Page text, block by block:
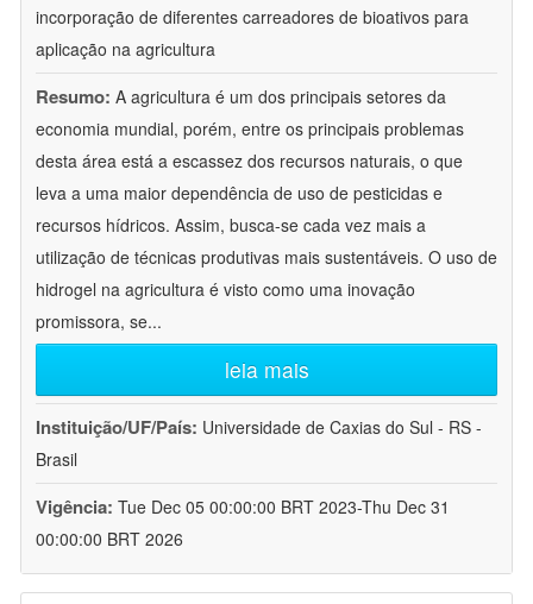
incorporação de diferentes carreadores de bioativos para
aplicação na agricultura
Resumo: A agricultura é um dos principais setores da
economia mundial, porém, entre os principais problemas
desta área está a escassez dos recursos naturais, o que
leva a uma maior dependência de uso de pesticidas e
recursos hídricos. Assim, busca-se cada vez mais a
utilização de técnicas produtivas mais sustentáveis. O uso de
hidrogel na agricultura é visto como uma inovação
promissora, se...
leia mais
Instituição/UF/País: Universidade de Caxias do Sul - RS -
Brasil
Vigência: Tue Dec 05 00:00:00 BRT 2023-Thu Dec 31
00:00:00 BRT 2026